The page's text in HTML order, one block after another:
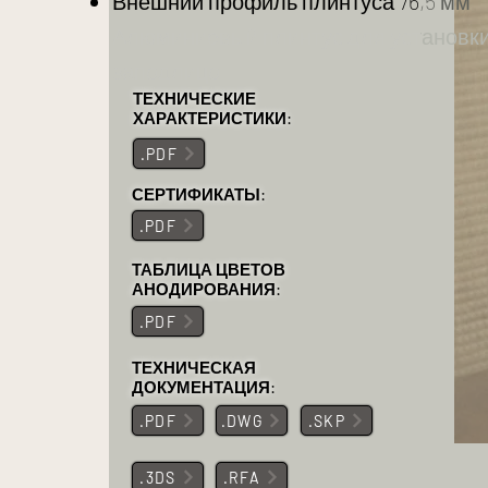
Алюминиевый плинтус для
ТЕХНИЧЕСКИЕ
ХАРАКТЕРИСТИКИ:
.PDF
СЕРТИФИКАТЫ:
.PDF
ТАБЛИЦА ЦВЕТОВ
АНОДИРОВАНИЯ:
.PDF
ТЕХНИЧЕСКАЯ
ДОКУМЕНТАЦИЯ:
.PDF .DWG .SKP
.3DS .RFA